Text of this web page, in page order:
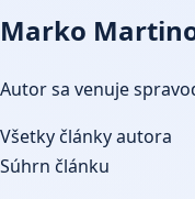
Marko
Autor sa venuje
Všetky články autora
Súhrn článku